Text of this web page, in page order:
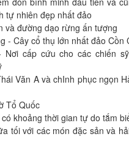
tự nhiên đẹp nhất đảo
và đường dạo rừng ấn tượng
- Cây cổ thụ lớn nhất đảo Cồn
Nơi cấp cứu cho các chiến
Văn A và chInh phục ngọn
Tổ Quốc
khoảng thời gian tự do tắm
tối với các món đặc sản và